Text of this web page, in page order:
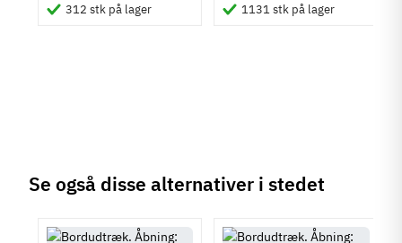
312 stk på lager 1131 stk på lager
Se også disse alternativer i stedet